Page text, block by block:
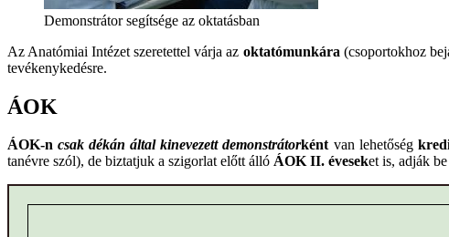
Demonstrátor segítsége az oktatásban
Az Anatómiai Intézet szeretettel várja az oktatómunkára (csoportokhoz
tevékenykedésre.
ÁOK
ÁOK-ncsak dékán által kinevezett demonstrátorként van lehetőség
tanévre szól), de biztatjuk a szigorlat előtt álló ÁOK II. éveseket is, adják